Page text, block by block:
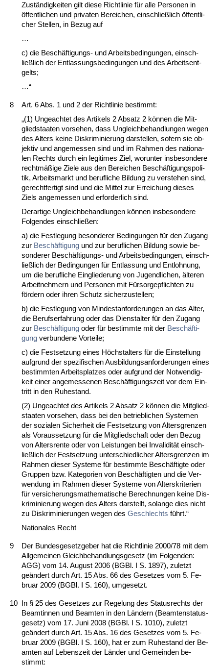
Zuständig­kei­ten gilt die­se Richt­li­nie für al­le Per­so­nen in
öffent­li­chen und pri­va­ten Be­rei­chen, ein­sch­ließlich öffent­li­
cher Stel­len, in Be­zug auf
…
c) die Beschäfti­gungs- und Ar­beits­be­din­gun­gen, ein­sch­
ließlich der Ent­las­sungs­be­din­gun­gen und des Ar­beits­ent­
gelts;
…“
8
Art. 6 Abs. 1 und 2 der Richt­li­nie be­stimmt:
„(1) Un­ge­ach­tet des Ar­ti­kels 2 Ab­satz 2 können die Mit­
glied­staa­ten vor­se­hen, dass Un­gleich­be­hand­lun­gen we­gen
des Al­ters kei­ne Dis­kri­mi­nie­rung dar­stel­len, so­fern sie ob­
jek­tiv und an­ge­mes­sen sind und im Rah­men des na­tio­na­
len Rechts durch ein le­gi­ti­mes Ziel, wor­un­ter ins­be­son­de­re
rechtmäßige Zie­le aus den Be­rei­chen Beschäfti­gungs­po­li­
tik, Ar­beits­markt und be­ruf­li­che Bil­dung zu ver­ste­hen sind,
ge­recht­fer­tigt sind und die Mit­tel zur Er­rei­chung die­ses
Ziels an­ge­mes­sen und er­for­der­lich sind.
Der­ar­ti­ge Un­gleich­be­hand­lun­gen können ins­be­son­de­re
Fol­gen­des ein­sch­ließen:
a) die Fest­le­gung be­son­de­rer Be­din­gun­gen für den Zu­gang
zur Beschäfti­gung und zur be­ruf­li­chen Bil­dung so­wie be­
son­de­rer Beschäfti­gungs- und Ar­beits­be­din­gun­gen, ein­sch­
ließlich der Be­din­gun­gen für Ent­las­sung und Ent­loh­nung,
um die be­ruf­li­che Ein­glie­de­rung von Ju­gend­li­chen, älte­ren
Ar­beit­neh­mern und Per­so­nen mit Fürsor­ge­pflich­ten zu
fördern oder ih­ren Schutz si­cher­zu­stel­len;
b) die Fest­le­gung von Min­dest­an­for­de­run­gen an das Al­ter,
die Be­rufs­er­fah­rung oder das Dienst­al­ter für den Zu­gang
zur Beschäfti­gung oder für be­stimm­te mit der Beschäfti­
gung ver­bun­de­ne Vor­tei­le;
c) die Fest­set­zung ei­nes Höchst­al­ters für die Ein­stel­lung
auf­grund der spe­zi­fi­schen Aus­bil­dungs­an­for­de­run­gen ei­nes
be­stimm­ten Ar­beits­plat­zes oder auf­grund der Not­wen­dig­
keit ei­ner an­ge­mes­se­nen Beschäfti­gungs­zeit vor dem Ein­
tritt in den Ru­he­stand.
(2) Un­ge­ach­tet des Ar­ti­kels 2 Ab­satz 2 können die Mit­glied­
staa­ten vor­se­hen, dass bei den be­trieb­li­chen Sys­te­men
der so­zia­len Si­cher­heit die Fest­set­zung von Al­ters­gren­zen
als Vor­aus­set­zung für die Mit­glied­schaft oder den Be­zug
von Al­ters­ren­te oder von Leis­tun­gen bei In­va­li­dität ein­sch­
ließlich der Fest­set­zung un­ter­schied­li­cher Al­ters­gren­zen im
Rah­men die­ser Sys­te­me für be­stimm­te Beschäftig­te oder
Grup­pen bzw. Ka­te­go­ri­en von Beschäftig­ten und die Ver­
wen­dung im Rah­men die­ser Sys­te­me von Al­ters­kri­te­ri­en
für ver­si­che­rungs­ma­the­ma­ti­sche Be­rech­nun­gen kei­ne Dis­
kri­mi­nie­rung we­gen des Al­ters dar­stellt, so­lan­ge dies nicht
zu Dis­kri­mi­nie­run­gen we­gen des Ge­schlechts führt.“
Na­tio­na­les Recht
9
Der Bun­des­ge­setz­ge­ber hat die Richt­li­nie 2000/78 mit dem
All­ge­mei­nen Gleich­be­hand­lungs­ge­setz (im Fol­gen­den:
AGG) vom 14. Au­gust 2006 (BGBl. I S. 1897), zu­letzt
geändert durch Art. 15 Abs. 66 des Ge­set­zes vom 5. Fe­
bru­ar 2009 (BGBl. I S. 160), um­ge­setzt.
10 In § 25 des Ge­set­zes zur Re­ge­lung des Sta­tus­rechts der
Be­am­tin­nen und Be­am­ten in den Ländern (Be­am­ten­sta­tus­
ge­setz) vom 17. Ju­ni 2008 (BGBl. I S. 1010), zu­letzt
geändert durch Art. 15 Abs. 16 des Ge­set­zes vom 5. Fe­
bru­ar 2009 (BGBl. I S. 160), hat er zum Ru­he­stand der Be­
am­ten auf Le­bens­zeit der Länder und Ge­mein­den be­
stimmt: